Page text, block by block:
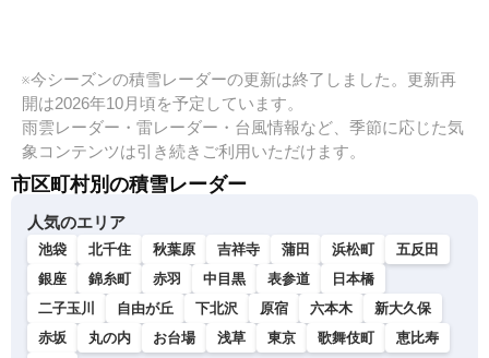
※今シーズンの積雪レーダーの更新は終了しました。更新再
開は2026年10月頃を予定しています。
雨雲レーダー・雷レーダー・台風情報など、季節に応じた気
象コンテンツは引き続きご利用いただけます。
市区町村別の積雪レーダー
人気のエリア
池袋 北千住 秋葉原 吉祥寺 蒲田 浜松町
五反田
銀座
錦糸町 赤羽 中目黒 表参道
日本橋
二子玉川
自由が丘 下北沢 原宿 六本木
新大久保
赤坂
丸の内 お台場 浅草 東京 歌舞伎町
恵比寿